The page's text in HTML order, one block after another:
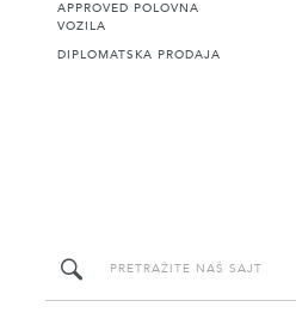
APPROVED POLOVNA
VOZILA
DIPLOMATSKA PRODAJA